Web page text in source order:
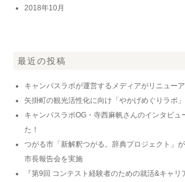
2018年10月
最近の投稿
キャンパスラボが運営するメディアがリニュー
矢掛町の観光活性化に向け「やかげめぐりラボ
キャンパスラボOG・寺西麻帆さんのインタビュ
た！
つがる市「新解釈つがる。辞典プロジェクト」
市長報告会を実施
『第9回 コンテスト経験者のための就活&キャリ